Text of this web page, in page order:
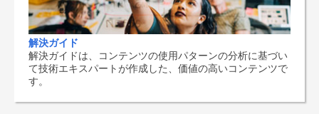
解決ガイド
解決ガイドは、コンテンツの使用パターンの分析に基づい
て技術エキスパートが作成した、価値の高いコンテンツで
す。